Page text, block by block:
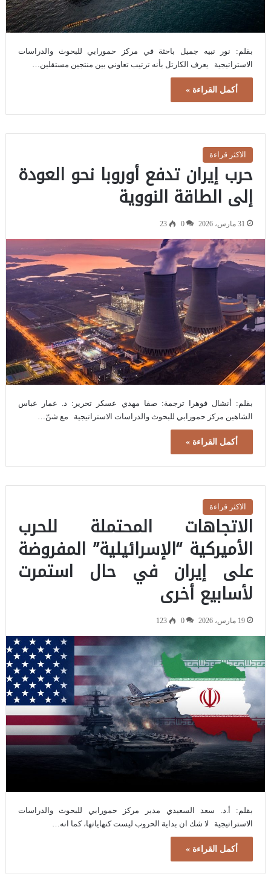
بقلم: نور نبيه جميل باحثة في مركز حمورابي للبحوث والدراسات
الاستراتيجية يعرف الكارتل بأنه ترتيب تعاوني بين منتجين مستقلين…
أكمل القراءة »
الاكثر قراءة
حرب إيران تدفع أوروبا نحو العودة
إلى الطاقة النووية
31 مارس، 2026 0
23
بقلم: أنشال فوهرا ترجمة: صفا مهدي عسكر تحرير: د. عمار عباس
الشاهين مركز حمورابي للبحوث والدراسات الاستراتيجية مع شنّ…
أكمل القراءة »
الاكثر قراءة
الاتجاهات المحتملة للحرب
الأميركية “الإسرائيلية” المفروضة
على إيران في حال استمرت
لأسابيع أخرى
19 مارس، 2026 0
123
بقلم: أ.د. سعد السعيدي مدير مركز حمورابي للبحوث والدراسات
الاستراتيجية لا شك ان بداية الحروب ليست كنهاياتها، كما انه…
أكمل القراءة »